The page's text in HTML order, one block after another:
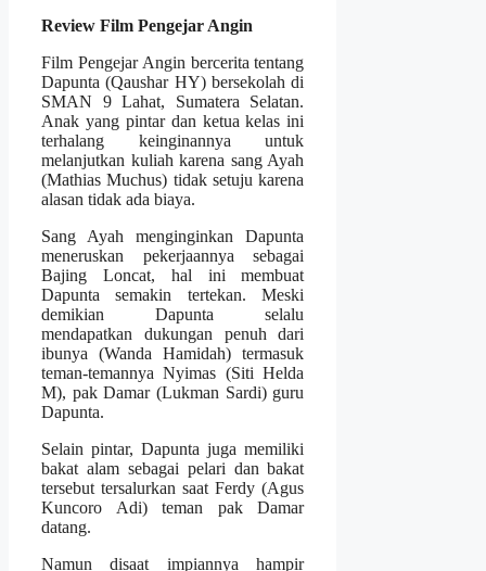
Review Film Pengejar Angin
Film Pengejar Angin bercerita tentang
Dapunta (Qaushar HY) bersekolah di
SMAN 9 Lahat, Sumatera Selatan.
Anak yang pintar dan ketua kelas ini
terhalang keinginannya untuk
melanjutkan kuliah karena sang Ayah
(Mathias Muchus) tidak setuju karena
alasan tidak ada biaya.
Sang Ayah menginginkan Dapunta
meneruskan pekerjaannya sebagai
Bajing Loncat, hal ini membuat
Dapunta semakin tertekan. Meski
demikian Dapunta selalu
mendapatkan dukungan penuh dari
ibunya (Wanda Hamidah) termasuk
teman-temannya Nyimas (Siti Helda
M), pak Damar (Lukman Sardi) guru
Dapunta.
Selain pintar, Dapunta juga memiliki
bakat alam sebagai pelari dan bakat
tersebut tersalurkan saat Ferdy (Agus
Kuncoro Adi) teman pak Damar
datang.
Namun disaat impiannya hampir